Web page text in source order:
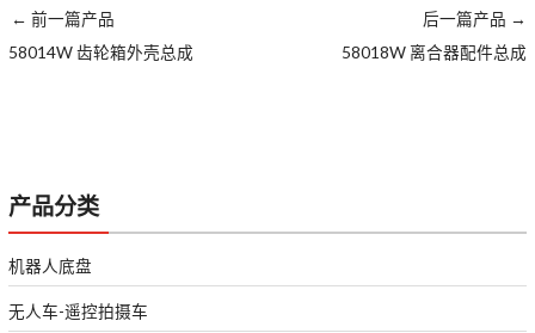
产品分类
机器人底盘
无人车-遥控拍摄车
← 前一篇产品
58014W 齿轮箱外壳总成
后一篇产品 →
58018W 离合器配件总成